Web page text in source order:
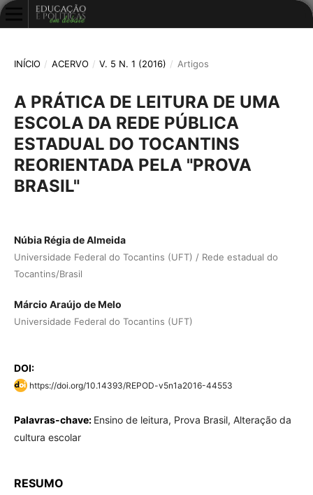
INÍCIO / ACERVO / V. 5 N. 1 (2016) / Artigos
A PRÁTICA DE LEITURA DE UMA
ESCOLA DA REDE PÚBLICA
ESTADUAL DO TOCANTINS
REORIENTADA PELA "PROVA
BRASIL"
Núbia Régia de Almeida
Universidade Federal do Tocantins (UFT) / Rede estadual do
Tocantins/Brasil
Márcio Araújo de Melo
Universidade Federal do Tocantins (UFT)
DOI:
https://doi.org/10.14393/REPOD-v5n1a2016-44553
Palavras-chave: Ensino de leitura, Prova Brasil, Alteração da
cultura escolar
RESUMO